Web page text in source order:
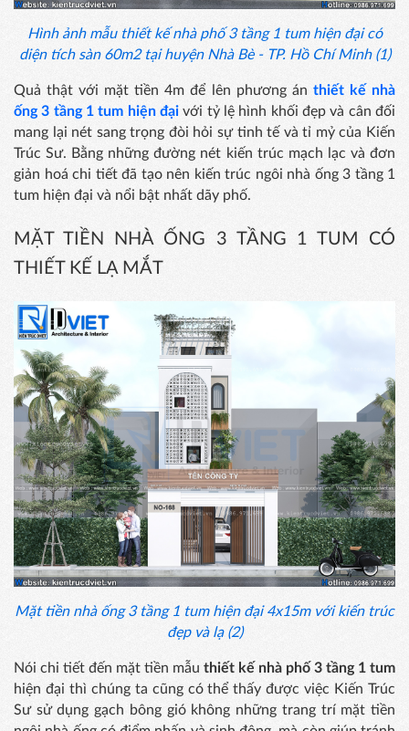
Hình ảnh mẫu thiết kế nhà phố 3 tầng 1 tum hiện đại có
diện tích sàn 60m2 tại huyện Nhà Bè - TP. Hồ Chí Minh (1)
Quả thật với mặt tiền 4m để lên phương án thiết kế nhà
ống 3 tầng 1 tum hiện đại với tỷ lệ hình khối đẹp và cân đối
mang lại nét sang trọng đòi hỏi sự tinh tế và tỉ mỷ của Kiến
Trúc Sư. Bằng những đường nét kiến trúc mạch lạc và đơn
giản hoá chi tiết đã tạo nên kiến trúc ngôi nhà ống 3 tầng 1
tum hiện đại và nổi bật nhất dãy phố.
MẶT TIỀN NHÀ ỐNG 3 TẦNG 1 TUM CÓ
THIẾT KẾ LẠ MẮT
Mặt tiền nhà ống 3 tầng 1 tum hiện đại 4x15m với kiến trúc
đẹp và lạ (2)
Nói chi tiết đến mặt tiền mẫu thiết kế nhà phố 3 tầng 1 tum
hiện đại thì chúng ta cũng có thể thấy được việc Kiến Trúc
Sư sử dụng gạch bông gió không những trang trí mặt tiền